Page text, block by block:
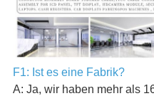
F1: Ist es eine Fabrik?
A: Ja, wir haben mehr als